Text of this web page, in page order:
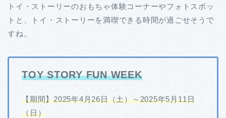
トイ・ストーリーのおもちゃ体験コーナーやフォトスポッ
トと、トイ・ストーリーを満喫できる時間が過ごせそうで
すね。
TOY STORY FUN WEEK
【期間】2025年4月26日（土）～2025年5月11日
（日）